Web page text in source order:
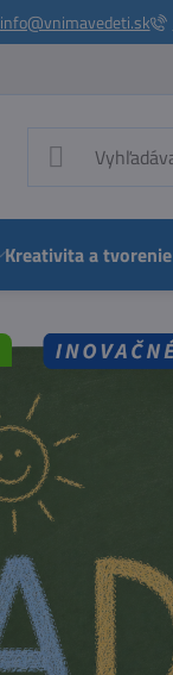
info@vnimavedeti.sk
Kreativita a tvorenie